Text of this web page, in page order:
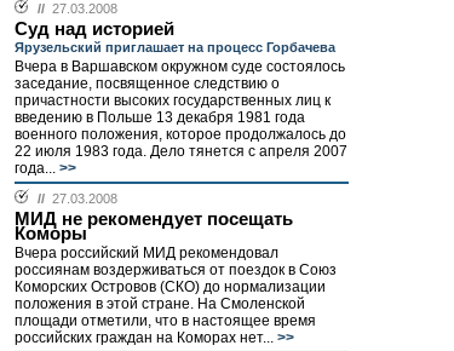
// 27.03.2008
Суд над историей
Ярузельский приглашает на процесс Горбачева
Вчера в Варшавском окружном суде состоялось
заседание, посвященное следствию о
причастности высоких государственных лиц к
введению в Польше 13 декабря 1981 года
военного положения, которое продолжалось до
22 июля 1983 года. Дело тянется с апреля 2007
года... >>
// 27.03.2008
МИД не рекомендует посещать
Коморы
Вчера российский МИД рекомендовал
россиянам воздерживаться от поездок в Союз
Коморских Островов (СКО) до нормализации
положения в этой стране. На Смоленской
площади отметили, что в настоящее время
российских граждан на Коморах нет... >>